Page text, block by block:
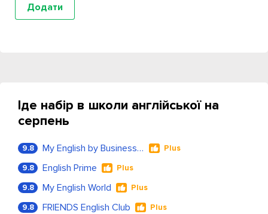
Іде набір в школи англійської на
серпень
9.8 My English by Business Language Plus
9.8 English Prime Plus
9.8 My English World Plus
9.8 FRIENDS English Club Plus